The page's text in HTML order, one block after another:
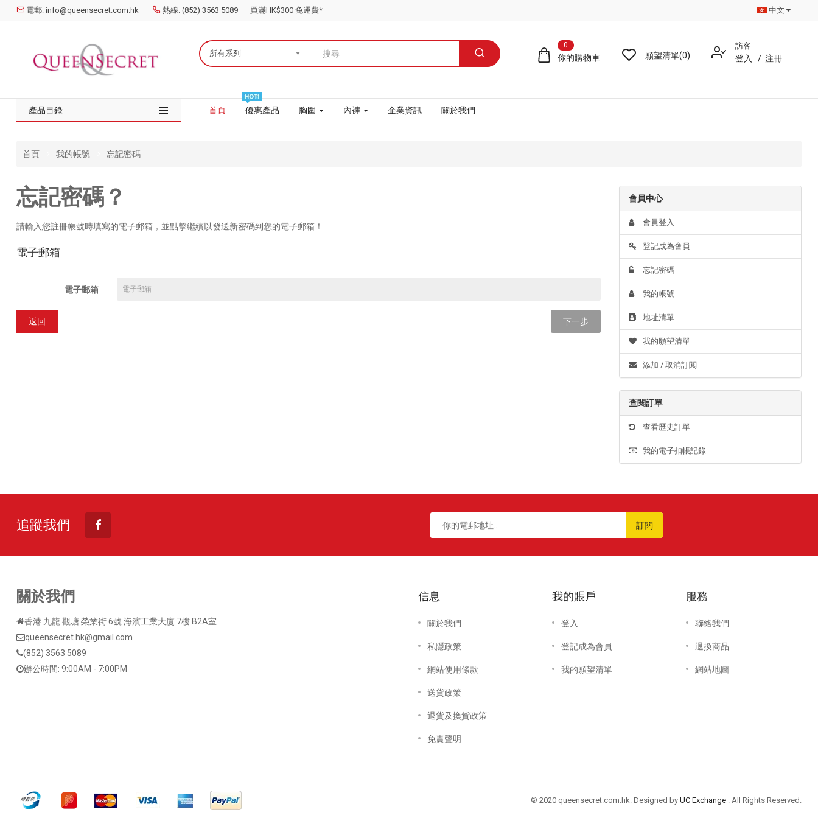
電郵: info@queensecret.com.hk 熱線: (852) 3563 5089 買滿HK$300 免運費* 中文
所有系列 你的購物車
0
願望清單(0)
訪客
登入 / 注冊
產品目錄 首頁 優惠產品 胸圍 內褲 企業資訊 關於我們
首頁 我的帳號 忘記密碼
忘記密碼？
請輸入您註冊帳號時填寫的電子郵箱，並點擊繼續以發送新密碼到您的電子郵箱！
電子郵箱
電子郵箱
返回
會員中心
會員登入
登記成為會員
忘記密碼
我的帳號
地址清單
我的願望清單
添加 / 取消訂閱
查閱訂單
查看歷史訂單
我的電子扣帳記錄
追蹤我們 訂閱
關於我們
香港 九龍 觀塘 榮業街 6號 海濱工業大廈 7樓 B2A室
queensecret.hk@gmail.com
(852) 3563 5089
辦公時間: 9:00AM - 7:00PM
信息
關於我們
私隱政策
網站使用條款
送貨政策
退貨及換貨政策
免責聲明
我的賬戶
登入
登記成為會員
我的願望清單
服務
聯絡我們
退換商品
網站地圖
© 2020 queensecret.com.hk. Designed by UC Exchange . All Rights Reserved.